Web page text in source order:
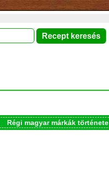
Régi magyar márkák története